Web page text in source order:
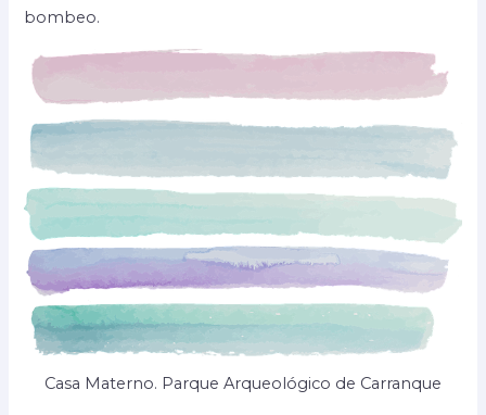
bombeo.
Casa Materno. Parque Arqueológico de Carranque